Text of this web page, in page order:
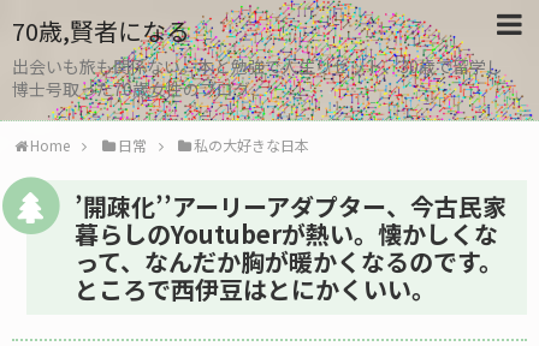
70歳,賢者になる
出会いも旅も関係ない。本と勉強で人生リセット、30歳で留学し
博士号取った70歳女性のブログ
Home 日常 私の大好きな日本
’開疎化’’アーリーアダプター、今古民家
暮らしのYoutuberが熱い。懐かしくな
って、なんだか胸が暖かくなるのです。
ところで西伊豆はとにかくいい。